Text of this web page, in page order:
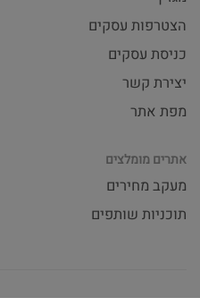
הצטרפות עסקים
כניסת עסקים
יצירת קשר
מפת אתר
אתרים מומלצים
מעקב מחירים
תוכניות שותפים